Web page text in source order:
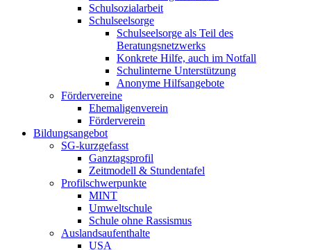
Schulsozialarbeit
Schulseelsorge
Schulseelsorge als Teil des
Beratungsnetzwerks
Konkrete Hilfe, auch im Notfall
Schulinterne Unterstützung
Anonyme Hilfsangebote
Fördervereine
Ehemaligenverein
Förderverein
Bildungsangebot
SG-kurzgefasst
Ganztagsprofil
Zeitmodell & Stundentafel
Profilschwerpunkte
MINT
Umweltschule
Schule ohne Rassismus
Auslandsaufenthalte
USA